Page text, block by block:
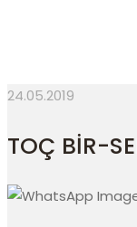
24.05.2019
TOÇ BİR-